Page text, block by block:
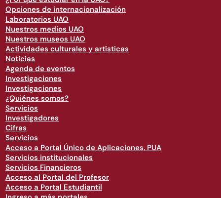
Opciones de internacionalización
Laboratorios UAO
Nuestros medios UAO
Nuestros museos UAO
Actividades culturales y artísticas
Noticias
Agenda de eventos
Investigaciones
Investigaciones
¿Quiénes somos?
Servicios
Investigadores
Cifras
Servicios
Acceso a Portal Único de Aplicaciones, PUA
Servicios institucionales
Servicios Financieros
Acceso al Portal del Profesor
Acceso a Portal Estudiantil